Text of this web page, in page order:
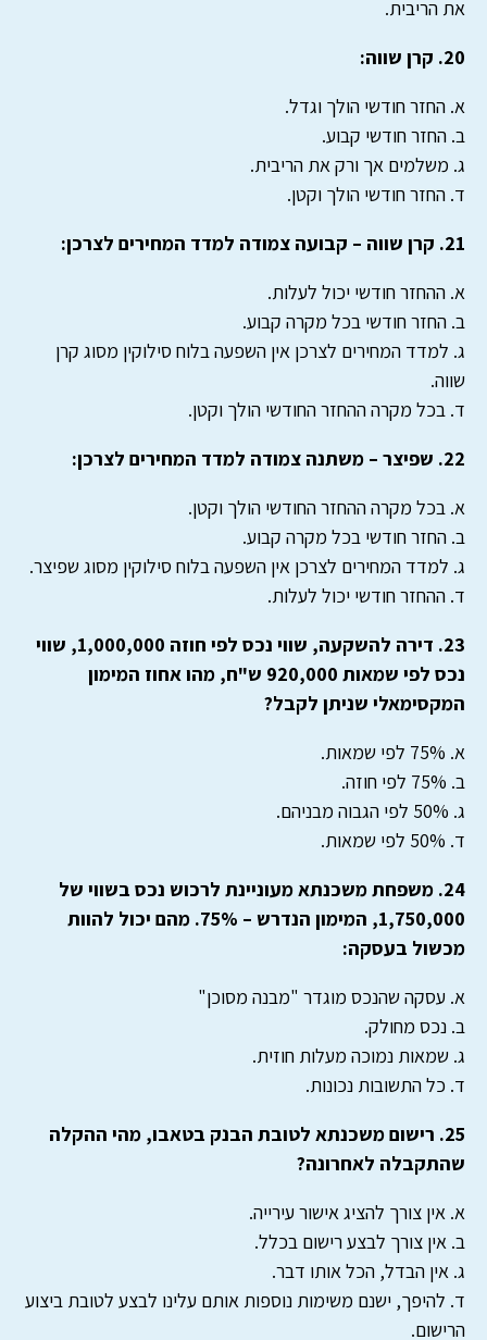
את הריבית.
20. קרן שווה:
א. החזר חודשי הולך וגדל.
ב. החזר חודשי קבוע.
ג. משלמים אך ורק את הריבית.
ד. החזר חודשי הולך וקטן.
21. קרן שווה – קבועה צמודה למדד המחירים לצרכן:
א. ההחזר חודשי יכול לעלות.
ב. החזר חודשי בכל מקרה קבוע.
ג. למדד המחירים לצרכן אין השפעה בלוח סילוקין מסוג קרן
שווה.
ד. בכל מקרה ההחזר החודשי הולך וקטן.
22. שפיצר – משתנה צמודה למדד המחירים לצרכן:
א. בכל מקרה ההחזר החודשי הולך וקטן.
ב. החזר חודשי בכל מקרה קבוע.
ג. למדד המחירים לצרכן אין השפעה בלוח סילוקין מסוג שפיצר.
ד. ההחזר חודשי יכול לעלות.
23. דירה להשקעה, שווי נכס לפי חוזה 1,000,000, שווי
נכס לפי שמאות 920,000 ש"ח, מהו אחוז המימון
המקסימאלי שניתן לקבל?
א. 75% לפי שמאות.
ב. 75% לפי חוזה.
ג. 50% לפי הגבוה מבניהם.
ד. 50% לפי שמאות.
24. משפחת משכנתא מעוניינת לרכוש נכס בשווי של
1,750,000, המימון הנדרש – 75%. מהם יכול להוות
מכשול בעסקה:
א. עסקה שהנכס מוגדר "מבנה מסוכן"
ב. נכס מחולק.
ג. שמאות נמוכה מעלות חוזית.
ד. כל התשובות נכונות.
25. רישום משכנתא לטובת הבנק בטאבו, מהי ההקלה
שהתקבלה לאחרונה?
א. אין צורך להציג אישור עירייה.
ב. אין צורך לבצע רישום בכלל.
ג. אין הבדל, הכל אותו דבר.
ד. להיפך, ישנם משימות נוספות אותם עלינו לבצע לטובת ביצוע
הרישום.